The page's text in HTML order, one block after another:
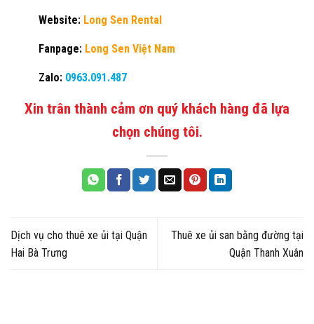
Website: Long Sen Rental
Fanpage: Long Sen Việt Nam
Zalo: 0963.091.487
Xin trân thành cảm ơn quý khách hàng đã lựa
chọn chúng tôi.
Dịch vụ cho thuê xe ủi tại Quận
Hai Bà Trưng
Thuê xe ủi san bằng đường tại
Quận Thanh Xuân